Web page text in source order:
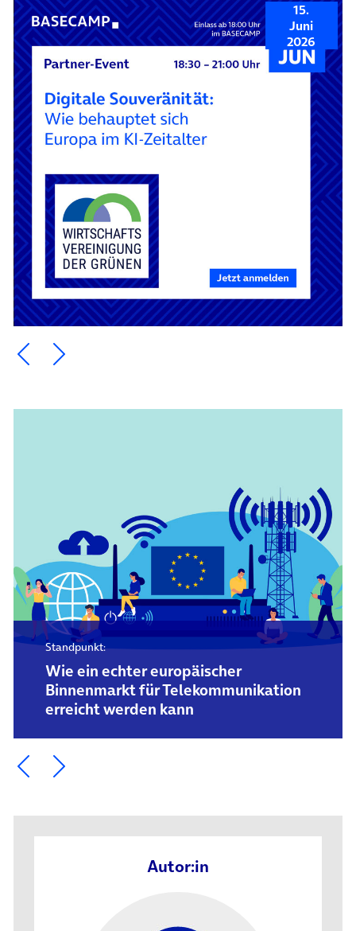
15.
Juni
2026
Ein Element zurück blättern
Ein Element weiter blättern
Standpunkt:
Wie ein echter europäischer
Binnenmarkt für Telekommunikation
erreicht werden kann
Ein Element zurück blättern
Ein Element weiter blättern
Autor:in